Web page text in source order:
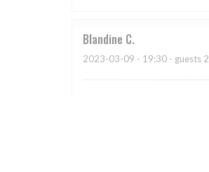
Blandine C
2023-03-09 - 19:30 - guests 2